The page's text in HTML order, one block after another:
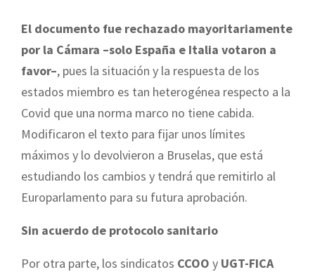
El documento fue rechazado mayoritariamente
por la Cámara –solo España e Italia votaron a
favor–, pues la situación y la respuesta de los
estados miembro es tan heterogénea respecto a la
Covid que una norma marco no tiene cabida.
Modificaron el texto para fijar unos límites
máximos y lo devolvieron a Bruselas, que está
estudiando los cambios y tendrá que remitirlo al
Europarlamento para su futura aprobación.
Sin acuerdo de protocolo sanitario
Por otra parte, los sindicatos CCOO y UGT-FICA